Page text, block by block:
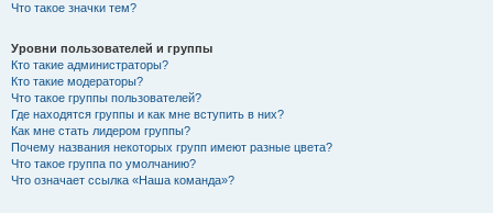
Что такое значки тем?
Уровни пользователей и группы
Кто такие администраторы?
Кто такие модераторы?
Что такое группы пользователей?
Где находятся группы и как мне вступить в них?
Как мне стать лидером группы?
Почему названия некоторых групп имеют разные цвета?
Что такое группа по умолчанию?
Что означает ссылка «Наша команда»?